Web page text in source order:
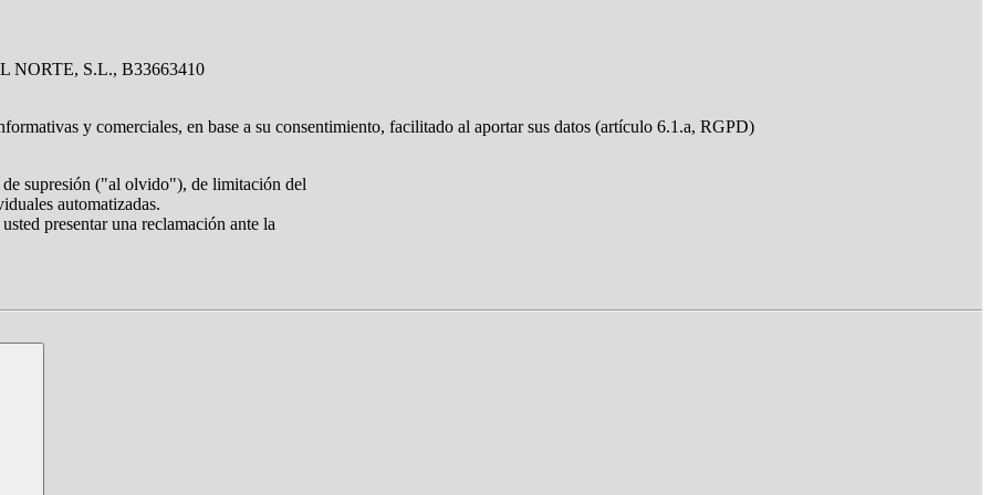
NORTE, S.L., B33663410
y comerciales, en base a su consentimiento, facilitado al aportar sus datos (artículo 6.1.a, RGPD)
supresión ("al olvido"), de limitación del
automatizadas.
presentar una reclamación ante la